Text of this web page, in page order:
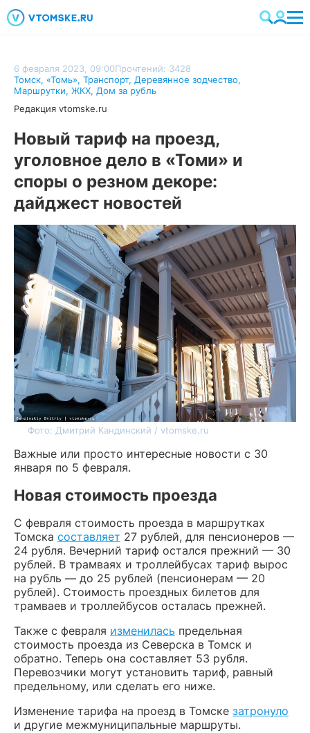
6 февраля 2023, 09:00Прочтений: 3428
Томск, «Томь», Транспорт, Деревянное зодчество,
Маршрутки, ЖКХ, Дом за рубль
Редакция vtomske.ru
Новый тариф на проезд,
уголовное дело в «Томи» и
споры о резном декоре:
дайджест новостей
Фото: Дмитрий Кандинский / vtomske.ru
Важные или просто интересные новости с 30
января по 5 февраля.
Новая стоимость проезда
С февраля стоимость проезда в маршрутках
Томска составляет 27 рублей, для пенсионеров —
24 рубля. Вечерний тариф остался прежний — 30
рублей. В трамваях и троллейбусах тариф вырос
на рубль — до 25 рублей (пенсионерам — 20
рублей). Стоимость проездных билетов для
трамваев и троллейбусов осталась прежней.
Также с февраля изменилась предельная
стоимость проезда из Северска в Томск и
обратно. Теперь она составляет 53 рубля.
Перевозчики могут установить тариф, равный
предельному, или сделать его ниже.
Изменение тарифа на проезд в Томске затронуло
и другие межмуниципальные маршруты.